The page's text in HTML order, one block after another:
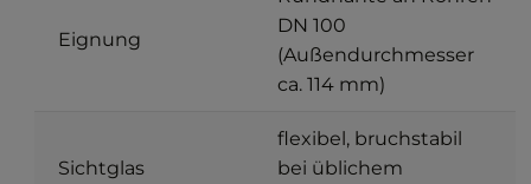
Eignung
DN 100
(Außendurchmesser
ca. 114 mm)
Sichtglas
flexibel, bruchstabil
bei üblichem